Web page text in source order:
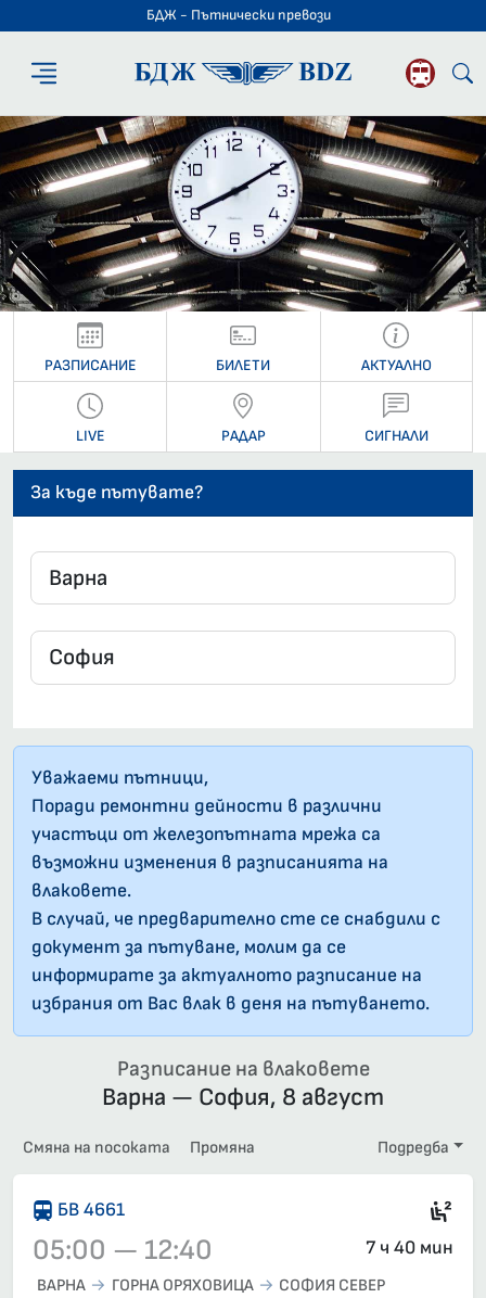
БДЖ - Пътнически превози
БДЖ -
РАЗПИСАНИЕ БИЛЕТИ АКТУАЛНО
LIVE РАДАР СИГНАЛИ
За къде пътувате?
Уважаеми пътници,
Поради ремонтни дейности в различни
участъци от железопътната мрежа са
възможни изменения в разписанията на
влаковете.
В случай, че предварително сте се снабдили с
документ за пътуване, молим да се
информирате за актуалното разписание на
избрания от Вас влак в деня на пътуването.
Разписание на влаковете
Варна — София, 8 август
Смяна на посоката Промяна Подредба
БВ 4661
05:00 — 12:40 7 ч 40 мин
ВАРНА ГОРНА ОРЯХОВИЦА
СОФИЯ СЕВЕР